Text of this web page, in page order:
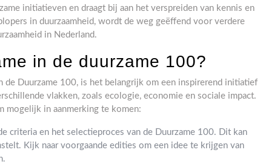
initiatieven en draagt bij aan het verspreiden van kennis en
in duurzaamheid, wordt de weg geëffend voor verdere
in Nederland.
in de duurzame 100?
de Duurzame 100, is het belangrijk om een inspirerend initiatief
vlakken, zoals ecologie, economie en sociale impact.
mogelijk in aanmerking te komen:
criteria en het selectieproces van de Duurzame 100. Dit kan
Kijk naar voorgaande edities om een idee te krijgen van